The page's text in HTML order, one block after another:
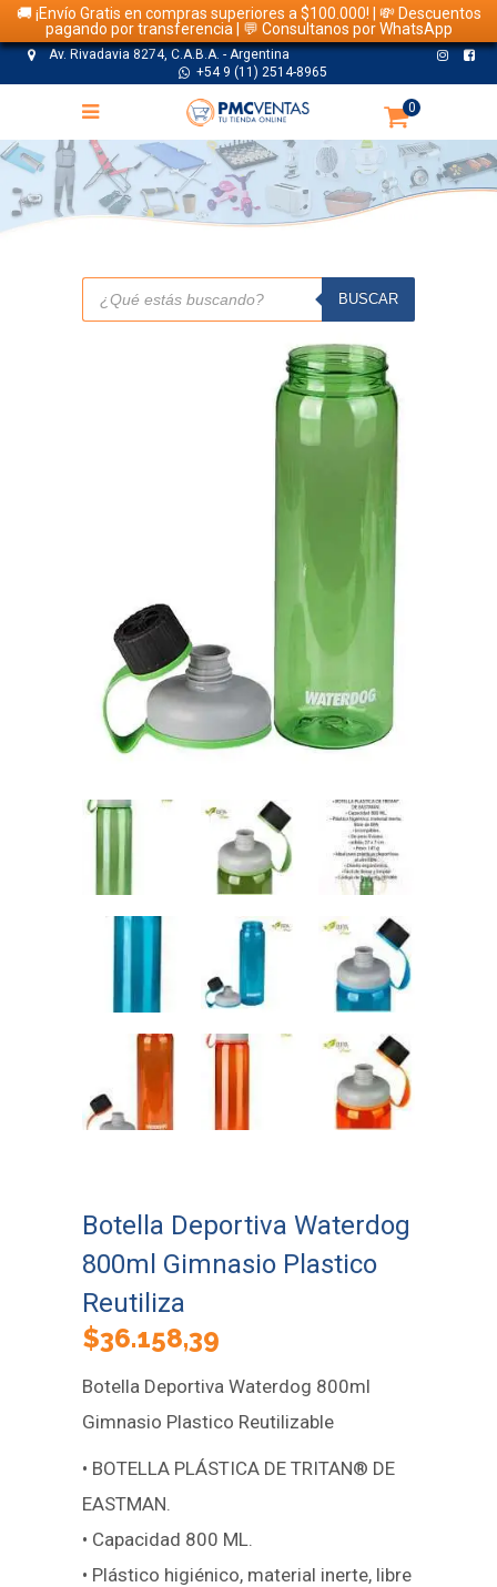
🚚 ¡Envío Gratis en compras superiores a $100.000! | 💸 Descuentos
pagando por transferencia | 💬 Consultanos por WhatsApp
Av. Rivadavia 8274, C.A.B.A. - Argentina
+54 9 (11) 2514-8965
0
TIENDA
Búsqueda
productos
BUSCAR
Botella Deportiva Waterdog
800ml Gimnasio Plastico
Reutiliza
$36.158,39
Botella Deportiva Waterdog 800ml
Gimnasio Plastico Reutilizable
• BOTELLA PLÁSTICA DE TRITAN® DE
EASTMAN.
• Capacidad 800 ML.
• Plástico higiénico, material inerte, libre